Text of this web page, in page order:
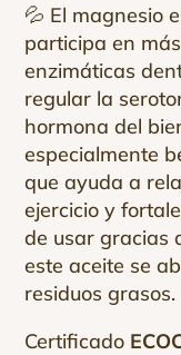
💦 El magnesio
participa en
enzimáticas
regular la
hormona del
especialmente
que ayuda a
ejercicio y
de usar gracias
este aceite se
residuos grasos.
Certificado